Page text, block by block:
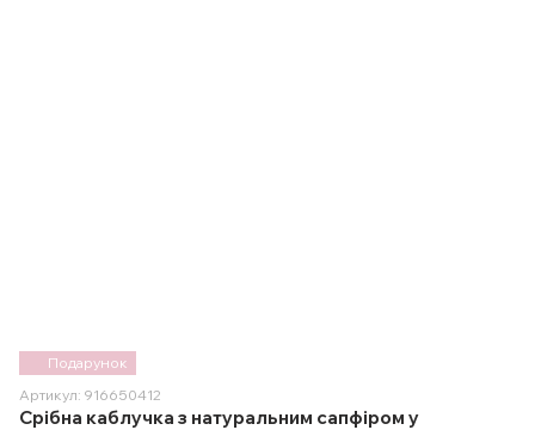
Подарунок
Артикул: 916650412
Срібна каблучка з натуральним сапфіром у